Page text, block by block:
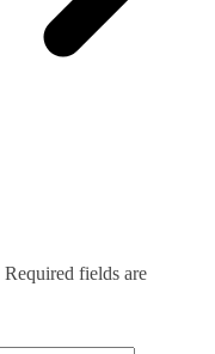
Required fields are